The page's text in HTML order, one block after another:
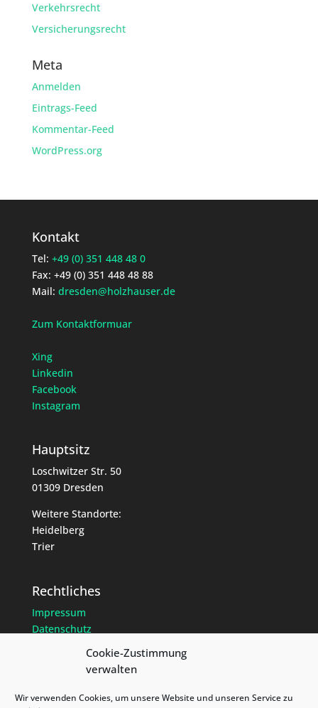
Cookie-Zustimmung
verwalten
Wir verwenden Cookies, um unsere Website und unseren Service zu
Verkehrsrecht
Versicherungsrecht
Meta
Anmelden
Eintrags-Feed
Kommentar-Feed
WordPress.org
Kontakt
Tel: +49 (0) 351 448 48 0
Fax: +49 (0) 351 448 48 88
Mail: dresden@holzhauser.de
Zum Kontaktformuar
Xing
Linkedin
Facebook
Instagram
Hauptsitz
Loschwitzer Str. 50
01309 Dresden
Weitere Standorte:
Heidelberg
Trier
Rechtliches
Impressum
Datenschutz